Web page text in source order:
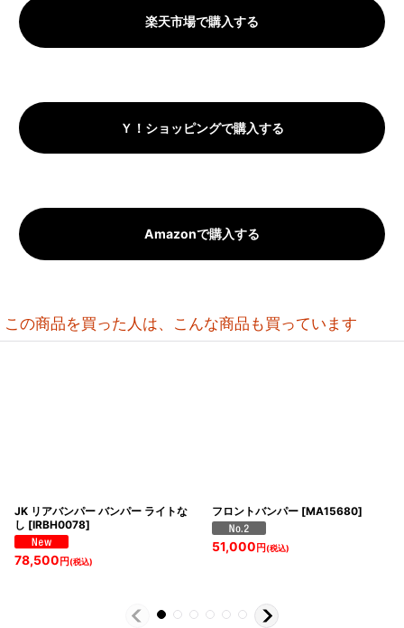
楽天市場で購入する
Ｙ！ショッピングで購入する
Amazonで購入する
この商品を買った人は、こんな商品も買っています
JK リアバンパー バンパー ライトな
し [IRBH0078]
78,500 円(税込)
フロントバンパー [MA15680]
51,000 円(税込)